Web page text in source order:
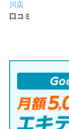
川店
口コミ